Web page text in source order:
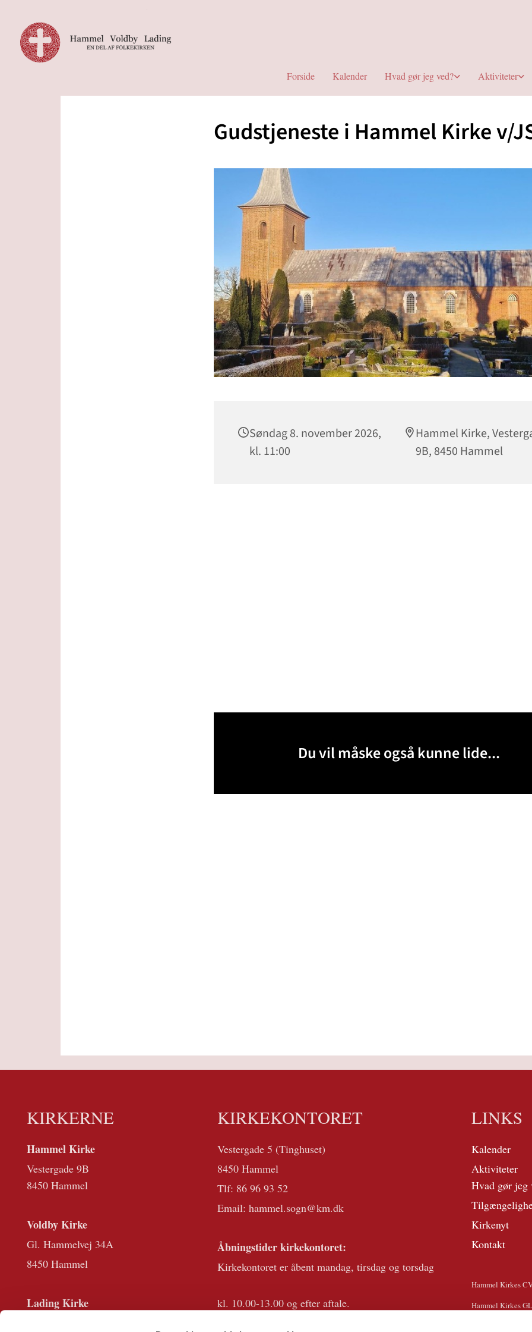
Forside Kalender Hvad gør jeg ved? Aktiviteter
Gudstjeneste i Hammel Kirke v/
Søndag 8. november 2026,
kl. 11:00
Hammel Kirke,
9B, 8450 Hammel
Du vil måske også kunne lide...
KIRKERNE
Hammel Kirke
Vestergade 9B
8450 Hammel
Voldby Kirke
Gl. Hammelvej 34A
8450 Hammel
Lading Kirke
KIRKEKONTORET
Vestergade 5 (Tinghuset)
8450 Hammel
Tlf: 86 96 93 52
Email: hammel.sogn@km.dk
Åbningstider kirkekontoret:
Kirkekontoret er åbent mandag, tirsdag og torsdag
kl. 10.00-13.00 og efter aftale.
LINKS
Kalender
Aktiviteter
Hvad gør jeg
Kirkenyt
Kontakt
Hammel Kirkes
Hammel Kirkes